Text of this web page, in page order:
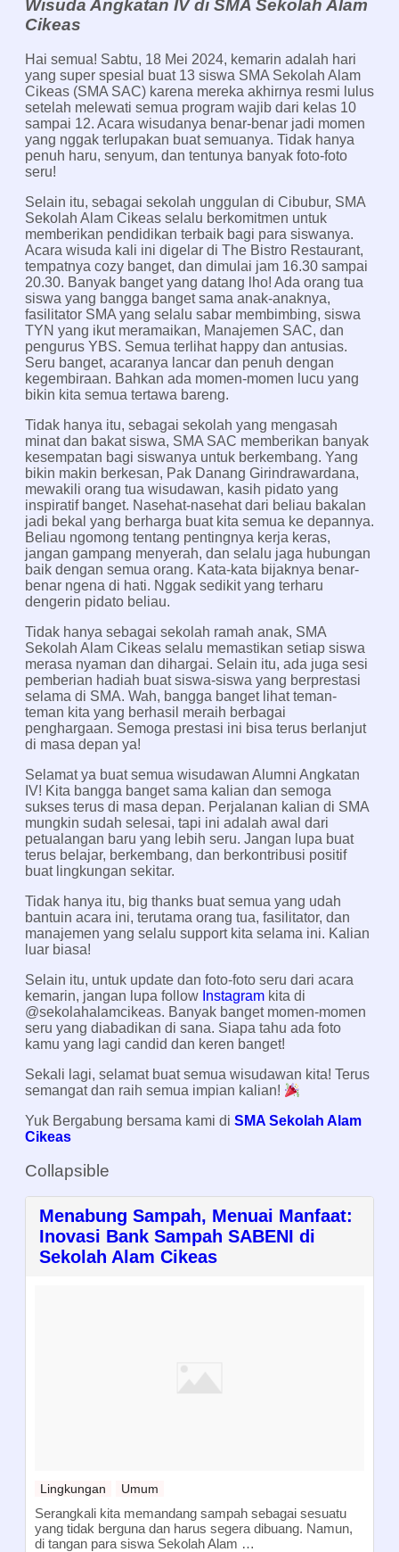
Wisuda Angkatan IV di SMA Sekolah Alam
Cikeas
Hai semua! Sabtu, 18 Mei 2024, kemarin adalah hari
yang super spesial buat 13 siswa SMA Sekolah Alam
Cikeas (SMA SAC) karena mereka akhirnya resmi lulus
setelah melewati semua program wajib dari kelas 10
sampai 12. Acara wisudanya benar-benar jadi momen
yang nggak terlupakan buat semuanya. Tidak hanya
penuh haru, senyum, dan tentunya banyak foto-foto
seru!
Selain itu, sebagai sekolah unggulan di Cibubur, SMA
Sekolah Alam Cikeas selalu berkomitmen untuk
memberikan pendidikan terbaik bagi para siswanya.
Acara wisuda kali ini digelar di The Bistro Restaurant,
tempatnya cozy banget, dan dimulai jam 16.30 sampai
20.30. Banyak banget yang datang lho! Ada orang tua
siswa yang bangga banget sama anak-anaknya,
fasilitator SMA yang selalu sabar membimbing, siswa
TYN yang ikut meramaikan, Manajemen SAC, dan
pengurus YBS. Semua terlihat happy dan antusias.
Seru banget, acaranya lancar dan penuh dengan
kegembiraan. Bahkan ada momen-momen lucu yang
bikin kita semua tertawa bareng.
Tidak hanya itu, sebagai sekolah yang mengasah
minat dan bakat siswa, SMA SAC memberikan banyak
kesempatan bagi siswanya untuk berkembang. Yang
bikin makin berkesan, Pak Danang Girindrawardana,
mewakili orang tua wisudawan, kasih pidato yang
inspiratif banget. Nasehat-nasehat dari beliau bakalan
jadi bekal yang berharga buat kita semua ke depannya.
Beliau ngomong tentang pentingnya kerja keras,
jangan gampang menyerah, dan selalu jaga hubungan
baik dengan semua orang. Kata-kata bijaknya benar-
benar ngena di hati. Nggak sedikit yang terharu
dengerin pidato beliau.
Tidak hanya sebagai sekolah ramah anak, SMA
Sekolah Alam Cikeas selalu memastikan setiap siswa
merasa nyaman dan dihargai. Selain itu, ada juga sesi
pemberian hadiah buat siswa-siswa yang berprestasi
selama di SMA. Wah, bangga banget lihat teman-
teman kita yang berhasil meraih berbagai
penghargaan. Semoga prestasi ini bisa terus berlanjut
di masa depan ya!
Selamat ya buat semua wisudawan Alumni Angkatan
IV! Kita bangga banget sama kalian dan semoga
sukses terus di masa depan. Perjalanan kalian di SMA
mungkin sudah selesai, tapi ini adalah awal dari
petualangan baru yang lebih seru. Jangan lupa buat
terus belajar, berkembang, dan berkontribusi positif
buat lingkungan sekitar.
Tidak hanya itu, big thanks buat semua yang udah
bantuin acara ini, terutama orang tua, fasilitator, dan
manajemen yang selalu support kita selama ini. Kalian
luar biasa!
Selain itu, untuk update dan foto-foto seru dari acara
kemarin, jangan lupa follow Instagram kita di
@sekolahalamcikeas. Banyak banget momen-momen
seru yang diabadikan di sana. Siapa tahu ada foto
kamu yang lagi candid dan keren banget!
Sekali lagi, selamat buat semua wisudawan kita! Terus
semangat dan raih semua impian kalian!
Yuk Bergabung bersama kami di SMA Sekolah Alam
Cikeas
Collapsible
Menabung Sampah, Menuai Manfaat:
Inovasi Bank Sampah SABENI di
Sekolah Alam Cikeas
Lingkungan Umum
Serangkali kita memandang sampah sebagai sesuatu
yang tidak berguna dan harus segera dibuang. Namun,
di tangan para siswa Sekolah Alam …